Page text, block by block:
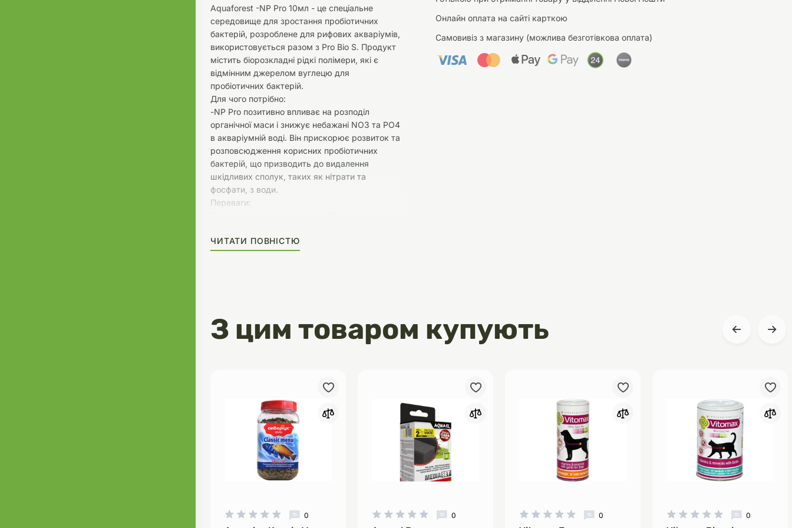
Онлайн оплата на сайті карткою
Самовивіз з магазину (можлива безготівкова оплата)
Aquaforest -NP Pro 10мл - це спеціальне
середовище для зростання пробіотичних
бактерій, розроблене для рифових акваріумів,
використовується разом з Pro Bio S. Продукт
містить біорозкладні рідкі полімери, які є
відмінним джерелом вуглецю для
пробіотичних бактерій.
Для чого потрібно:
-NP Pro позитивно впливає на розподіл
органічної маси і знижує небажані NO3 та PO4
в акваріумній воді. Він прискорює розвиток та
розповсюдження корисних пробіотичних
бактерій, що призводить до видалення
шкідливих сполук, таких як нітрати та
фосфати, з води.
Переваги:
вуглецю для пробіотичних бактерій.
Покращує здоров'я коралів: Регулярне
Зменшує розвиток небажаних водоростей і
ціанобактерій: Використання -NP Pro особливо
рекомендується при діагностуванні високих
Дозування: 1 крапля на 100 літрів води щодня
використовувати в рівних дозах з Pro Bio S.
Після відкриття зберігати в холодильнику,
якщо температура перевищує 24°C.
Характеристики:
Застосування: морські акваріуми
Об'єм: 10 мл
Склад: Біорозкладні рідкі полімери
ЧИТАТИ ПОВНІСТЮ
З цим товаром купують
0 0 0 0